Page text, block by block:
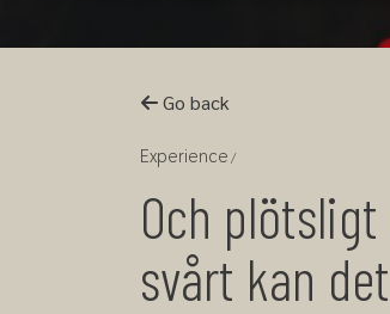
Go back
Experience
Och
svårt kan